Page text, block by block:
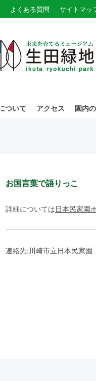
よくある質問 サイトマッ
ついて アクセス 園内
お国言葉で語りっこ
詳細については日本民家園
連絡先: 川崎市立日本民家園